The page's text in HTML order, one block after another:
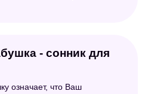
- сонник для
означает, что Ваш